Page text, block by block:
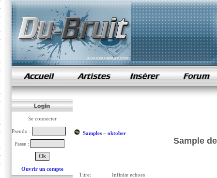
samples de rap
Se connecter
Pseudo :
Passe :
Ouvrir un compte
Samples» oktober
Sample
Titre: Infinite echoes